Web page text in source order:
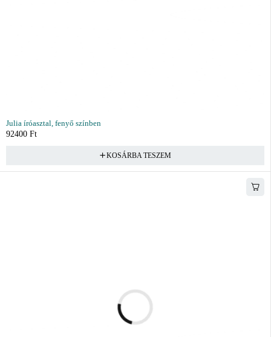
Julia íróasztal, fenyő színben
92400 Ft
KOSÁRBA TESZEM